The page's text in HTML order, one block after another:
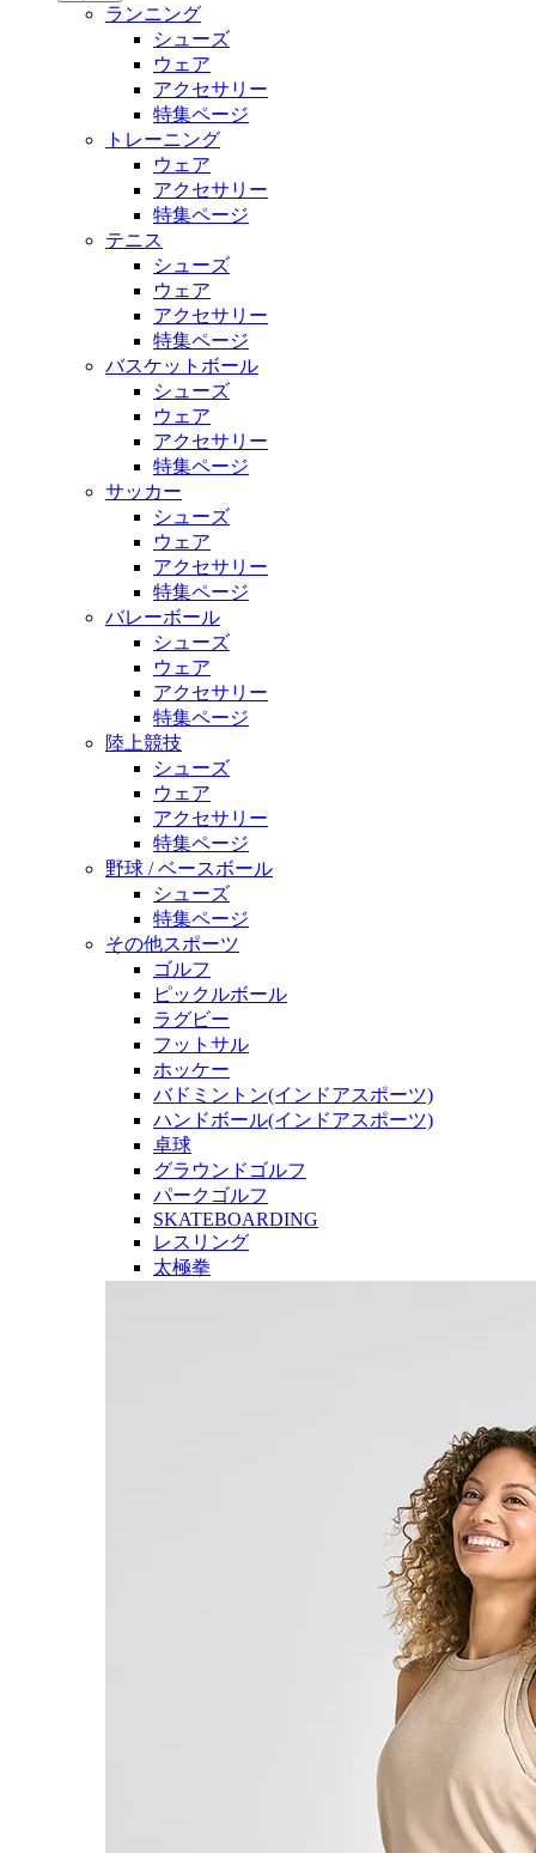
ランニング
シューズ
ウェア
アクセサリー
特集ページ
トレーニング
ウェア
アクセサリー
特集ページ
テニス
シューズ
ウェア
アクセサリー
特集ページ
バスケットボール
シューズ
ウェア
アクセサリー
特集ページ
サッカー
シューズ
ウェア
アクセサリー
特集ページ
バレーボール
シューズ
ウェア
アクセサリー
特集ページ
陸上競技
シューズ
ウェア
アクセサリー
特集ページ
野球 / ベースボール
シューズ
特集ページ
その他スポーツ
ゴルフ
ピックルボール
ラグビー
フットサル
ホッケー
バドミントン(インドアスポーツ)
ハンドボール(インドアスポーツ)
卓球
グラウンドゴルフ
パークゴルフ
SKATEBOARDING
レスリング
太極拳